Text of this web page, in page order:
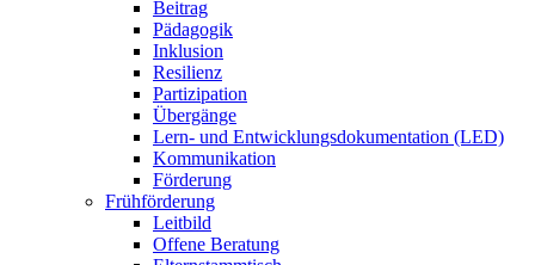
Beitrag
Pädagogik
Inklusion
Resilienz
Partizipation
Übergänge
Lern- und Entwicklungsdokumentation (LED)
Kommunikation
Förderung
Frühförderung
Leitbild
Offene Beratung